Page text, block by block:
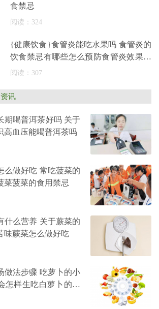
食禁忌
阅读：324
{健康饮食}食管炎能吃水果吗 食管炎的
饮食禁忌有哪些怎么预防食管炎效果好
啊
阅读：307
讯
期喝普洱茶好吗 关于
高血压能喝普洱茶吗
么做好吃 常吃菠菜的
菜菠菜的食用禁忌
什么营养 关于蕨菜的
味蕨菜怎么做好吃
做法步骤 吃萝卜的小
怎样生吃白萝卜的坏